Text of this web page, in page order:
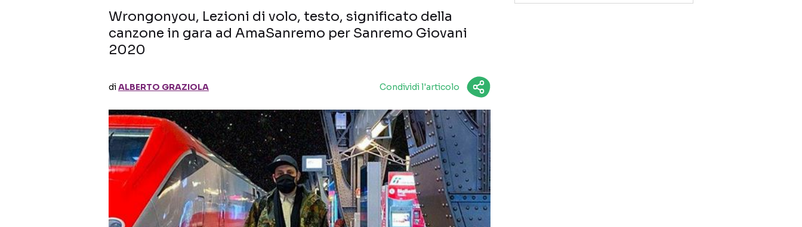
Wrongonyou, Lezioni di volo, testo, significato della
canzone in gara ad AmaSanremo per Sanremo Giovani
2020
diALBERTO GRAZIOLA Condividi l'articolo